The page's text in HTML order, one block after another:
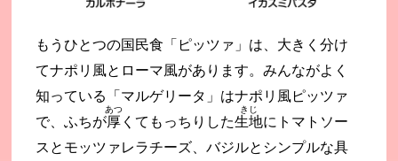
もうひとつの国民食「ピッツァ」は、大きく分け
てナポリ風とローマ風があります。みんながよく
知っている「マルゲリータ」はナポリ風ピッツァ
で、ふちが厚
あつ
くてもっちりした生地
きじ
にトマトソー
スとモッツァレラチーズ、バジルとシンプルな具